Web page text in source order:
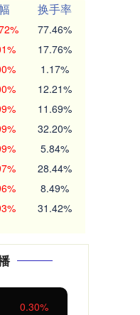
换手率
77.46%
17.76%
1.17%
12.21%
11.69%
32.20%
5.84%
28.44%
8.49%
31.42%
0.30%